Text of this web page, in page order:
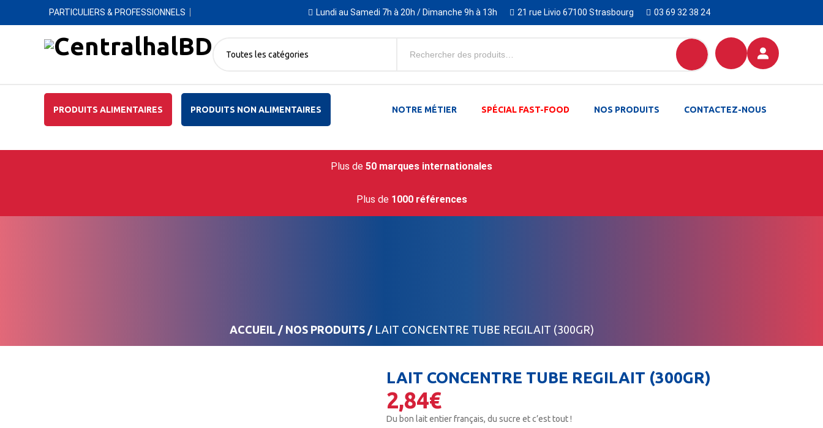
PARTICULIERS & PROFESSIONNELS Lundi au Samedi 7h à 20h / Dimanche 9h à 13h 21 rue Livio 67100 Strasbourg 03 69 32 38 24
Toutes les catégories
PRODUITS ALIMENTAIRES PRODUITS NON ALIMENTAIRES CONTACTEZ-NOUS
NOS PRODUITS
SPÉCIAL FAST-FOOD
NOTRE MÉTIER
Plus de 50 marques internationales
Plus de 1000 références
ACCUEIL/ NOS PRODUITS/ LAIT CONCENTRE TUBE REGILAIT (300GR)
LAIT CONCENTRE TUBE REGILAIT (300GR)
2,84€
Du bon lait entier français, du sucre et c’est tout !